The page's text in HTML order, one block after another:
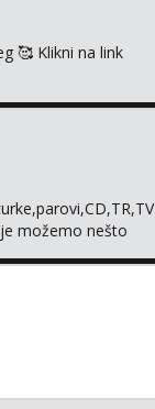
🥰 Klikni na link
možemo nešto